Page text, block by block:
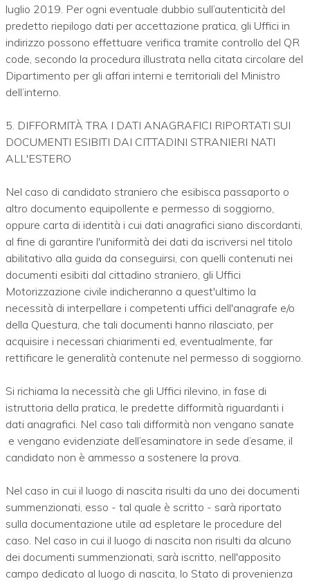
luglio 2019. Per ogni eventuale dubbio sull’autenticità del
predetto riepilogo dati per accettazione pratica, gli Uffici in
indirizzo possono effettuare verifica tramite controllo del QR
code, secondo la procedura illustrata nella citata circolare del
Dipartimento per gli affari interni e territoriali del Ministro
dell’interno.
5. DIFFORMITÀ TRA I DATI ANAGRAFICI RIPORTATI SUI
DOCUMENTI ESIBITI DAI CITTADINI STRANIERI NATI
ALL'ESTERO
Nel caso di candidato straniero che esibisca passaporto o
altro documento equipollente e permesso di soggiorno,
oppure carta di identità i cui dati anagrafici siano discordanti,
al fine di garantire l'uniformità dei dati da iscriversi nel titolo
abilitativo alla guida da conseguirsi, con quelli contenuti nei
documenti esibiti dal cittadino straniero, gli Uffici
Motorizzazione civile indicheranno a quest'ultimo la
necessità di interpellare i competenti uffici dell'anagrafe e/o
della Questura, che tali documenti hanno rilasciato, per
acquisire i necessari chiarimenti ed, eventualmente, far
rettificare le generalità contenute nel permesso di soggiorno.
Si richiama la necessità che gli Uffici rilevino, in fase di
istruttoria della pratica, le predette difformità riguardanti i
dati anagrafici. Nel caso tali difformità non vengano sanate
e vengano evidenziate dell’esaminatore in sede d’esame, il
candidato non è ammesso a sostenere la prova.
Nel caso in cui il luogo di nascita risulti da uno dei documenti
summenzionati, esso - tal quale è scritto - sarà riportato
sulla documentazione utile ad espletare le procedure del
caso. Nel caso in cui il luogo di nascita non risulti da alcuno
dei documenti summenzionati, sarà iscritto, nell'apposito
campo dedicato al luogo di nascita, lo Stato di provenienza